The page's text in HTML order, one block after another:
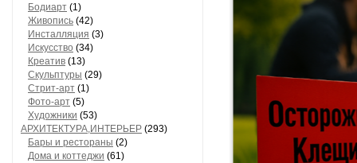
Бодиарт (1)
Живопись (42)
Инсталляция (3)
Искусство (34)
Креатив (13)
Скульптуры (29)
Стрит-арт (1)
Фото-арт (5)
Художники (53)
АРХИТЕКТУРА,ИНТЕРЬЕР (293)
Бары и рестораны (2)
Дома и коттеджи (61)